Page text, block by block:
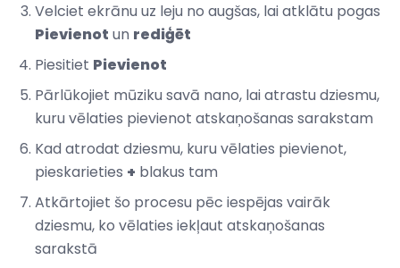
Velciet ekrānu uz leju no augšas, lai atklātu pogas
Pievienot un rediģēt
Piesitiet Pievienot
Pārlūkojiet mūziku savā nano, lai atrastu dziesmu,
kuru vēlaties pievienot atskaņošanas sarakstam
Kad atrodat dziesmu, kuru vēlaties pievienot,
pieskarieties + blakus tam
Atkārtojiet šo procesu pēc iespējas vairāk
dziesmu, ko vēlaties iekļaut atskaņošanas
sarakstā